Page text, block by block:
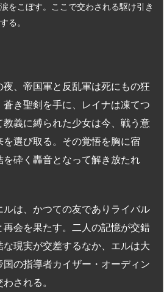
をこぼす。ここで交わされる駆け引き
る。
、帝国軍と反乱軍は死にもの狂
き聖剣を手に、レイナは凍てつ
教義に縛られた少女は今、戦う意
選び取る。その覚悟を胸に宿
を砕く轟音となって解き放たれ
は、かつての友でありライバル
会を果たす。二人の記憶が交錯
現実が交差するなか、エルは大
の指導者カイザー・オーディン
される。